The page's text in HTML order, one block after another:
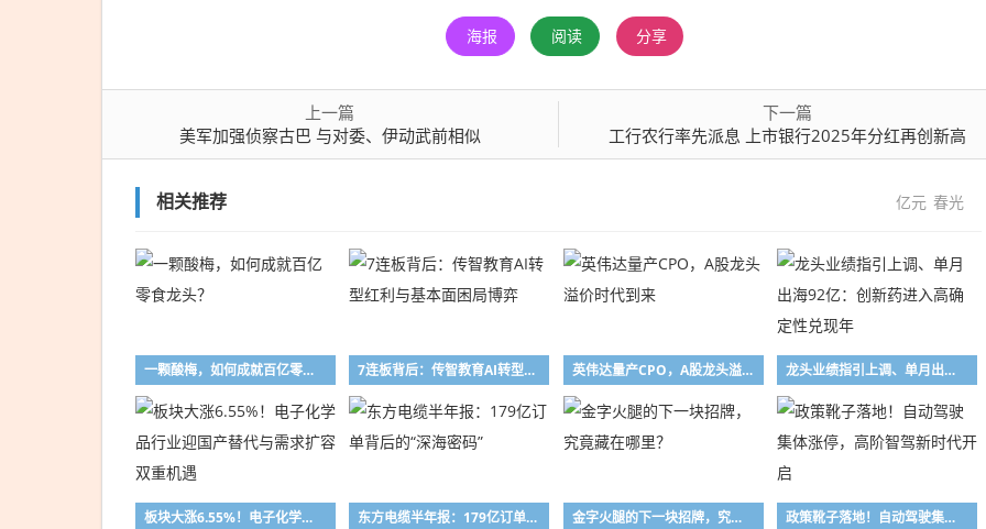
海报 阅读 分享
上一篇
美军加强侦察古巴 与对委、伊动武前相似
下一篇
工行农行率先派息 上市银行2025年分红再创新高
相关推荐 亿元 春光
一颗酸梅，如何成就百亿零食龙头？ 7连板背后：传智教育AI转型红利与基本面困局博弈 英伟达量产CPO，A股龙头溢价时代到来 龙头业绩指引上调、单月出海92亿：创新药进入高确定性兑现年
板块大涨6.55%！电子化学品行业迎国产替代与需求扩容双重机遇 东方电缆半年报：179亿订单背后的“深海密码” 金字火腿的下一块招牌，究竟藏在哪里？ 政策靴子落地！自动驾驶集体涨停，高阶智驾新时代开启